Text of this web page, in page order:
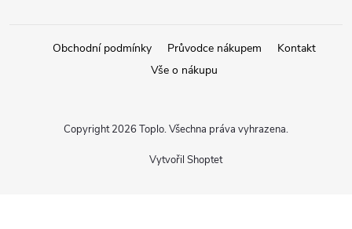
Obchodní podmínky Průvodce nákupem
Kontakt
Vše o nákupu
Vytvořil Shoptet
Copyright 2026 Toplo. Všechna práva vyhrazena.